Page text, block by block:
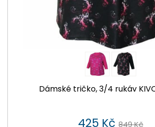
Dámské tričko, 3/4 rukáv
425 Kč 849 Kč